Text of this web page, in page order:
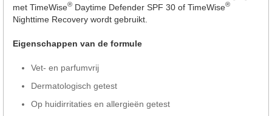
met TimeWise® Daytime Defender SPF 30 of TimeWise®
Nighttime Recovery wordt gebruikt.
Eigenschappen van de formule
Vet- en parfumvrij
Dermatologisch getest
Op huidirritaties en allergieën getest